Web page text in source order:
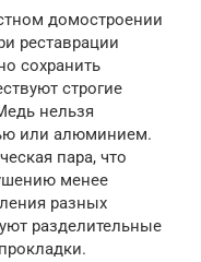
домостроении
реставрации
сохранить
строгие
нельзя
или алюминием.
пара, что
менее
разных
разделительные